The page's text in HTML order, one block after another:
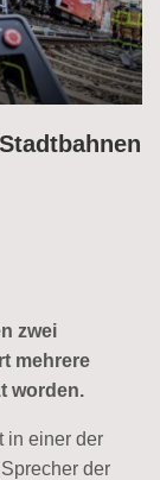
zwei
mehrere
worden.
in einer der
der